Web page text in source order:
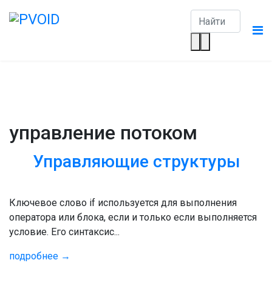
управление потоком
Управляющие структуры
Ключевое слово if используется для выполнения
оператора или блока, если и только если выполняется
условие. Его синтаксис...
подробнее →